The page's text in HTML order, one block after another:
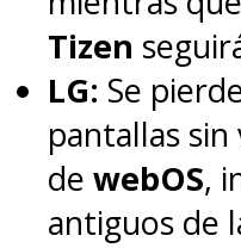
Tizen
LG: Se
pantallas
de webOS,
antiguos de